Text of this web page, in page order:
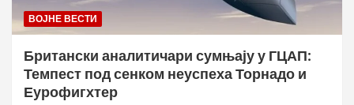
ВОЈНЕ ВЕСТИ
Британски аналитичари сумњају у ГЦАП:
Темпест под сенком неуспеха Торнадо и
Еурофигхтер